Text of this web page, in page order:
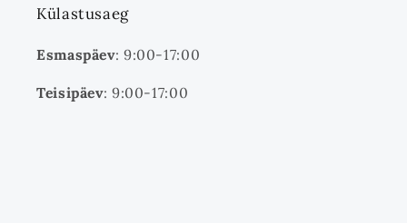
Külastusaeg
Esmaspäev: 9:00-17:00
Teisipäev: 9:00-17:00